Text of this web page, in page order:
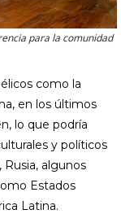
para la comunidad
como la
en los últimos
lo que podría
y políticos
Rusia, algunos
Estados
Latina.